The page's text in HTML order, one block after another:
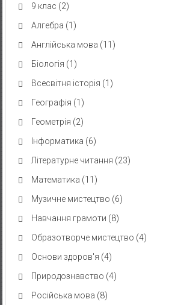
9 клас (2)
Алгебра (1)
Англійська мова (11)
Біологія (1)
Всесвітня історія (1)
Географія (1)
Геометрія (2)
Інформатика (6)
Літературне читання (23)
Математика (11)
Музичне мистецтво (6)
Навчання грамоти (8)
Образотворче мистецтво (4)
Основи здоров'я (4)
Природознавство (4)
Російська мова (8)